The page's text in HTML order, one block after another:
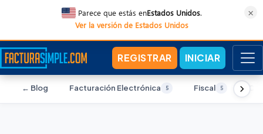
Parece que estás enEstados Unidos.
Ver la versión de Estados Unidos
×
REGISTRAR INICIAR
← Blog Facturación Electrónica 5 Fiscal 5